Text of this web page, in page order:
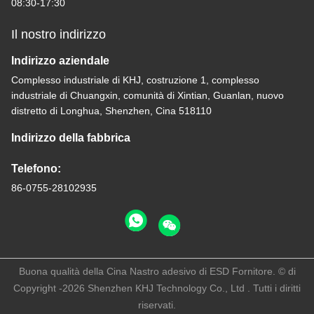
08:30-17:30
Il nostro indirizzo
Indirizzo aziendale
Complesso industriale di KHJ, costruzione 1, complesso
industriale di Chuangxin, comunità di Xintian, Guanlan, nuovo
distretto di Longhua, Shenzhen, Cina 518110
Indirizzo della fabbrica
Telefono:
86-0755-28102935
Buona qualità della Cina Nastro adesivo di ESD Fornitore. © di
Copyright -2026 Shenzhen KHJ Technology Co., Ltd . Tutti i diritti
riservati.